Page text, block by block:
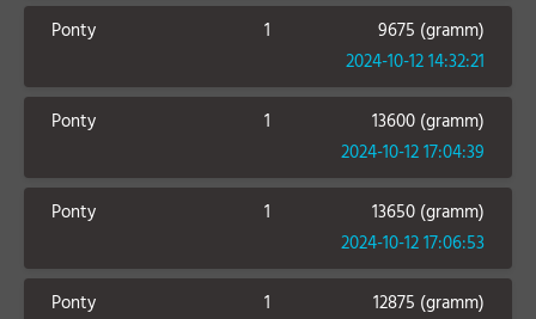
Ponty 1
9675 (gramm)
2024-10-12 14:32:21
Ponty 1
13600 (gramm)
2024-10-12 17:04:39
Ponty 1
13650 (gramm)
2024-10-12 17:06:53
Ponty 1
12875 (gramm)